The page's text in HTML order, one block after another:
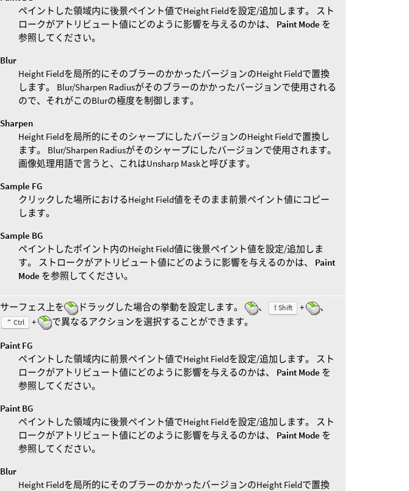
ペイントした領域内に後景ペイント値でHeight Fieldを設定/追加します。 スト
ロークがアトリビュート値にどのように影響を与えるのかは、 Paint Mode を
参照してください。
Blur
Height Fieldを局所的にそのブラーのかかったバージョンのHeight Fieldで置換
します。 Blur/Sharpen Radiusがそのブラーのかかったバージョンで使用される
ので、それがこのBlurの極度を制御します。
Sharpen
Height Fieldを局所的にそのシャープにしたバージョンのHeight Fieldで置換し
ます。 Blur/Sharpen Radiusがそのシャープにしたバージョンで使用されます。
画像処理用語で言うと、これはUnsharp Maskと呼びます。
Sample FG
クリックした場所におけるHeight Field値をそのまま前景ペイント値にコピー
します。
Sample BG
ペイントしたポイント内のHeight Field値に後景ペイント値を設定/追加しま
す。 ストロークがアトリビュート値にどのように影響を与えるのかは、 Paint
Mode を参照してください。
サーフェス上を ドラッグした場合の挙動を設定します。 、 ⇧ Shift + 、
⌃ Ctrl + で異なるアクションを選択することができます。
Paint FG
ペイントした領域内に前景ペイント値でHeight Fieldを設定/追加します。 スト
ロークがアトリビュート値にどのように影響を与えるのかは、 Paint Mode を
参照してください。
Paint BG
ペイントした領域内に後景ペイント値でHeight Fieldを設定/追加します。 スト
ロークがアトリビュート値にどのように影響を与えるのかは、 Paint Mode を
参照してください。
Blur
Height Fieldを局所的にそのブラーのかかったバージョンのHeight Fieldで置換